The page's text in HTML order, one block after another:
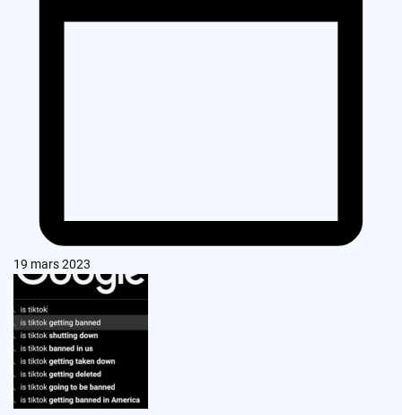
19 mars 2023